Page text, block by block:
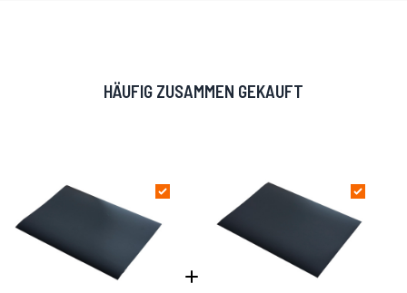
HÄUFIG ZUSAMMEN GEKAUFT